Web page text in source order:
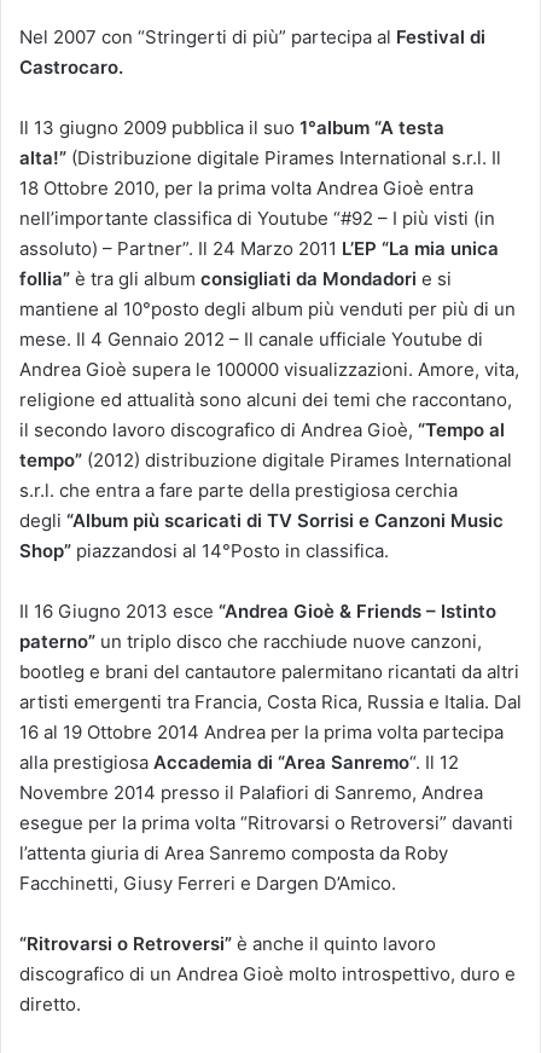
Nel 2007 con “Stringerti di più” partecipa al Festival di
Castrocaro.
Il 13 giugno 2009 pubblica il suo 1°album “A testa
alta!” (Distribuzione digitale Pirames International s.r.l. Il
18 Ottobre 2010, per la prima volta Andrea Gioè entra
nell’importante classifica di Youtube “#92 – I più visti (in
assoluto) – Partner”. Il 24 Marzo 2011 L’EP “La mia unica
follia” è tra gli album consigliati da Mondadori e si
mantiene al 10°posto degli album più venduti per più di un
mese. Il 4 Gennaio 2012 – Il canale ufficiale Youtube di
Andrea Gioè supera le 100000 visualizzazioni. Amore, vita,
religione ed attualità sono alcuni dei temi che raccontano,
il secondo lavoro discografico di Andrea Gioè, “Tempo al
tempo” (2012) distribuzione digitale Pirames International
s.r.l. che entra a fare parte della prestigiosa cerchia
degli “Album più scaricati di TV Sorrisi e Canzoni Music
Shop” piazzandosi al 14°Posto in classifica.
Il 16 Giugno 2013 esce “Andrea Gioè & Friends – Istinto
paterno” un triplo disco che racchiude nuove canzoni,
bootleg e brani del cantautore palermitano ricantati da altri
artisti emergenti tra Francia, Costa Rica, Russia e Italia. Dal
16 al 19 Ottobre 2014 Andrea per la prima volta partecipa
alla prestigiosa Accademia di “Area Sanremo“. Il 12
Novembre 2014 presso il Palafiori di Sanremo, Andrea
esegue per la prima volta “Ritrovarsi o Retroversi” davanti
l’attenta giuria di Area Sanremo composta da Roby
Facchinetti, Giusy Ferreri e Dargen D’Amico.
“Ritrovarsi o Retroversi” è anche il quinto lavoro
discografico di un Andrea Gioè molto introspettivo, duro e
diretto.